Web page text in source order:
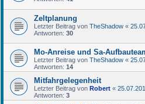
Zeltplanung
Letzter Beitrag von TheShadow «
Antworten: 30
Mo-Anreise und Sa-
Letzter Beitrag von TheShadow «
Antworten: 14
Mitfahrgelegenheit
Letzter Beitrag von Robert «
Antworten: 3